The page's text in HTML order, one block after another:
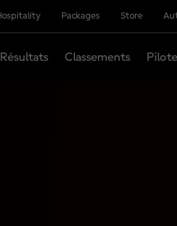
Packages Store
Résultats Classements